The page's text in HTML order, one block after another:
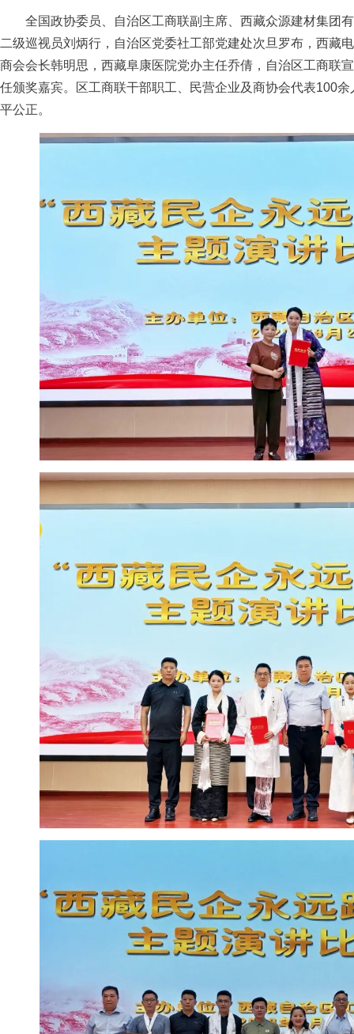
全国政协委员、自治区工商联副主席、西藏众源建材集团
二级巡视员刘炳行，自治区党委社工部党建处次旦罗布，西藏
商会会长韩明思，西藏阜康医院党办主任乔倩，自治区工商联
任颁奖嘉宾。区工商联干部职工、民营企业及商协会代表100
平公正。